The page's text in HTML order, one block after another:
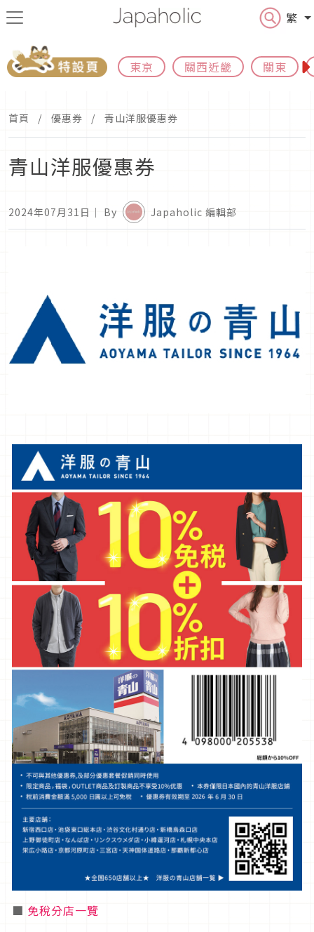
繁
東京 關西近畿 關東
首頁 優惠券 青山洋服優惠券
青山洋服優惠券
2024年07月31日 ｜ By Japaholic 編輯部
■ 免稅分店一覽